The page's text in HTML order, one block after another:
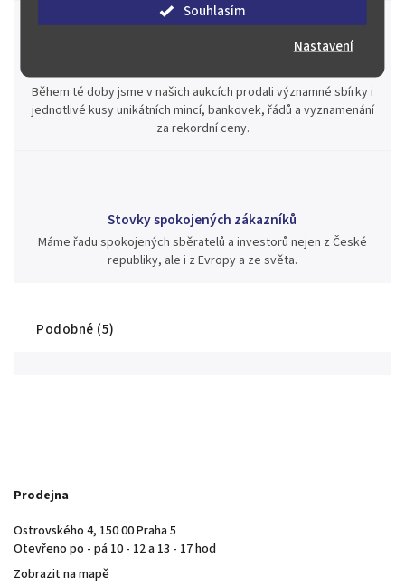
Souhlasím
Nastavení
Během té doby jsme v našich aukcích prodali významné sbírky i
jednotlivé kusy unikátních mincí, bankovek, řádů a vyznamenání
za rekordní ceny.
Stovky spokojených zákazníků
Máme řadu spokojených sběratelů a investorů nejen z České
republiky, ale i z Evropy a ze světa.
Podobné (5)
Prodejna
Ostrovského 4, 150 00 Praha 5
Otevřeno po - pá 10 - 12 a 13 - 17 hod
Zobrazit na mapě